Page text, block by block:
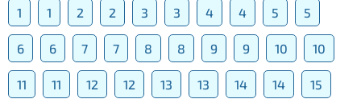
1 1 2 2 3 3 4 4 5 5
6 6 7 7 8 8 9 9 10 10
11 11 12 12 13 13 14 14 15